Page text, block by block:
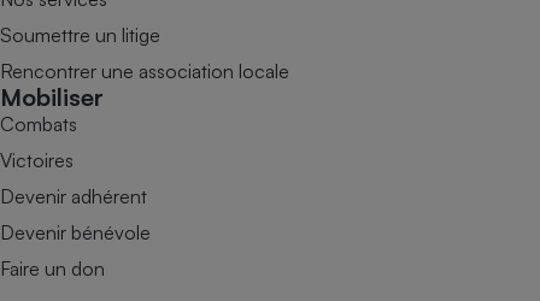
Soumettre un litige
Rencontrer une association locale
Mobiliser
Combats
Victoires
Devenir adhérent
Devenir bénévole
Faire un don